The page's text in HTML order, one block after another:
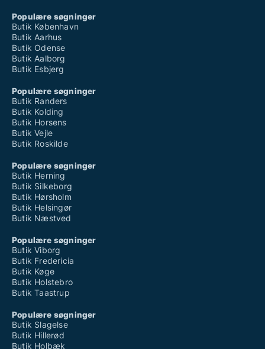
Populære søgninger
Butik København
Butik Aarhus
Butik Odense
Butik Aalborg
Butik Esbjerg
Populære søgninger
Butik Randers
Butik Kolding
Butik Horsens
Butik Vejle
Butik Roskilde
Populære søgninger
Butik Herning
Butik Silkeborg
Butik Hørsholm
Butik Helsingør
Butik Næstved
Populære søgninger
Butik Viborg
Butik Fredericia
Butik Køge
Butik Holstebro
Butik Taastrup
Populære søgninger
Butik Slagelse
Butik Hillerød
Butik Holbæk